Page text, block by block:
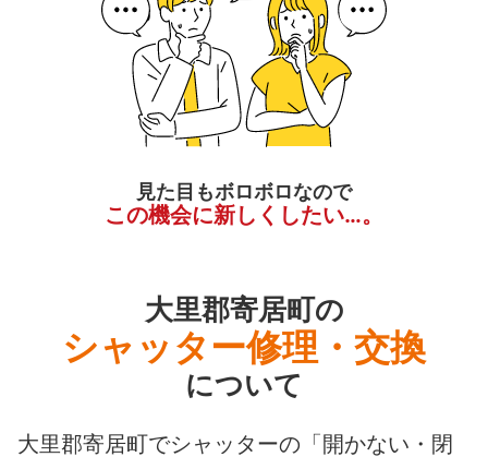
見た目もボロボロなので
この機会に新しくしたい…。
大里郡寄居町の
シャッター修理・交換
について
大里郡寄居町でシャッターの「開かない・閉